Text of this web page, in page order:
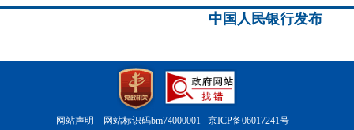
中国人民银行发布
网站声明 网站标识码bm74000001 京ICP备06017241号